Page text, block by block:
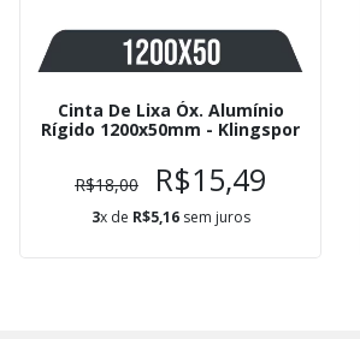
Cinta De Lixa Óx. Alumínio
Rígido 1200x50mm - Klingspor
R$18,00 R$15,49
3x de R$5,16sem juros